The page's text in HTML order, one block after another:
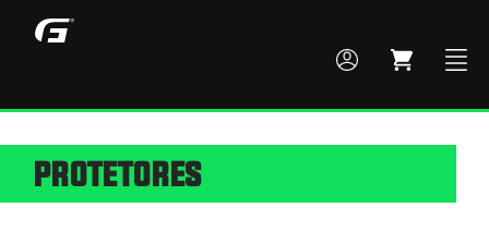
MONTE SEU BOX
PROTETORES